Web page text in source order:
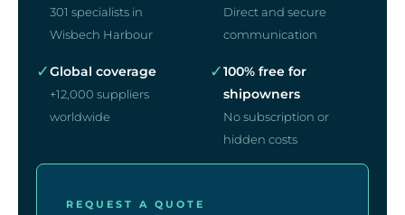
301 specialists in
Wisbech Harbour
Direct and secure
communication
✓Global coverage
+12,000 suppliers
worldwide
✓100% free for
shipowners
No subscription or
hidden costs
REQUEST A QUOTE